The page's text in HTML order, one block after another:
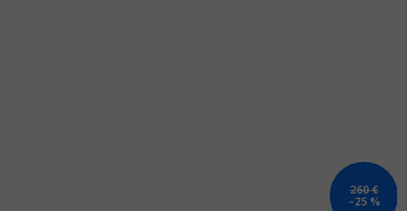
260 €
–25 %